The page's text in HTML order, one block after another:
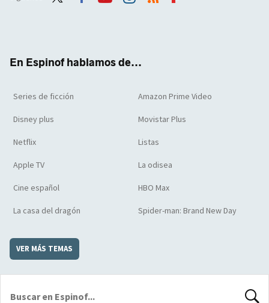
En Espinof hablamos de...
Series de ficción Amazon Prime Video
Disney plus Movistar Plus
Netflix Listas
Apple TV La odisea
Cine español HBO Max
La casa del dragón Spider-man: Brand New Day
VER MÁS TEMAS